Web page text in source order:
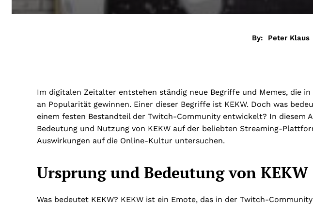
By: Peter Klaus
Im digitalen Zeitalter entstehen ständig neue Begriffe und Memes, die
an Popularität gewinnen. Einer dieser Begriffe ist KEKW. Doch was
einem festen Bestandteil der Twitch-Community entwickelt? In diesem
Bedeutung und Nutzung von KEKW auf der beliebten Streaming-
Auswirkungen auf die Online-Kultur untersuchen.
Ursprung und Bedeutung von KEKW
Was bedeutet KEKW? KEKW ist ein Emote, das in der Twitch-